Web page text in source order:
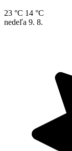
23 °C 14 °C
nedeľa 9. 8.